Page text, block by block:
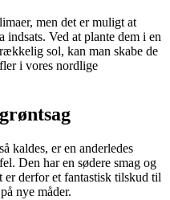
men det er muligt at
Ved at plante dem i en
sol, kan man skabe de
i vores nordlige
kaldes, er en anderledes
Den har en sødere smag og
derfor et fantastisk tilskud til
nye måder.